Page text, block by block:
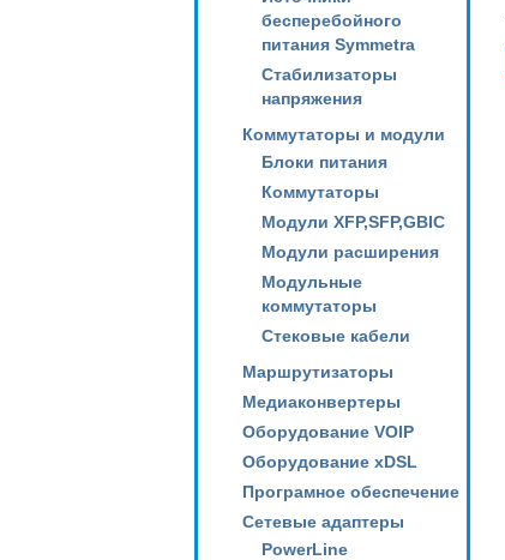
бесперебойного
питания Symmetra
Стабилизаторы
напряжения
Коммутаторы и модули
Блоки питания
Коммутаторы
Модули XFP,SFP,GBIC
Модули расширения
Модульные
коммутаторы
Стековые кабели
Маршрутизаторы
Медиаконвертеры
Оборудование VOIP
Оборудование xDSL
Програмное обеспечение
Сетевые адаптеры
PowerLine